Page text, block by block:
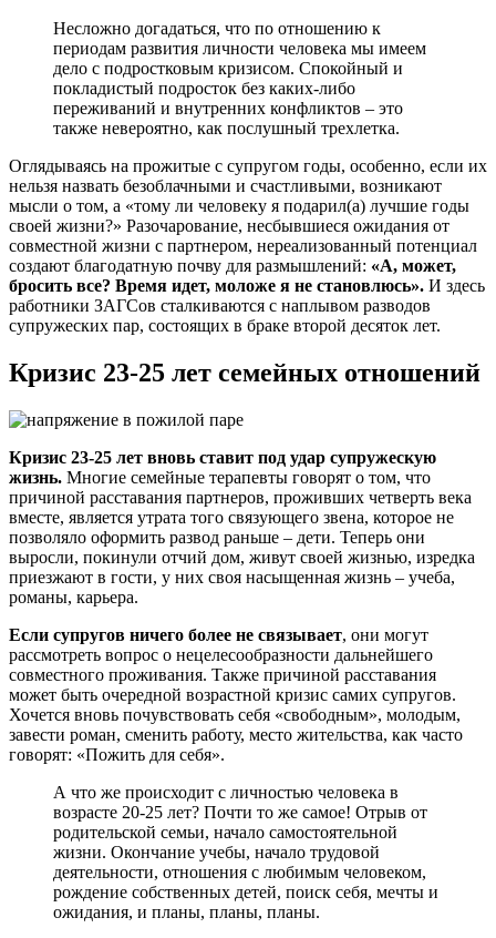
Несложно догадаться, что по отношению к
периодам развития личности человека мы имеем
дело с подростковым кризисом. Спокойный и
покладистый подросток без каких-либо
переживаний и внутренних конфликтов – это
также невероятно, как послушный трехлетка.
Оглядываясь на прожитые с супругом годы, особенно, если их
нельзя назвать безоблачными и счастливыми, возникают
мысли о том, а «тому ли человеку я подарил(а) лучшие годы
своей жизни?» Разочарование, несбывшиеся ожидания от
совместной жизни с партнером, нереализованный потенциал
создают благодатную почву для размышлений: «А, может,
бросить все? Время идет, моложе я не становлюсь». И здесь
работники ЗАГСов сталкиваются с наплывом разводов
супружеских пар, состоящих в браке второй десяток лет.
Кризис 23-25 лет семейных отношений
Кризис 23-25 лет вновь ставит под удар супружескую
жизнь. Многие семейные терапевты говорят о том, что
причиной расставания партнеров, проживших четверть века
вместе, является утрата того связующего звена, которое не
позволяло оформить развод раньше – дети. Теперь они
выросли, покинули отчий дом, живут своей жизнью, изредка
приезжают в гости, у них своя насыщенная жизнь – учеба,
романы, карьера.
Если супругов ничего более не связывает, они могут
рассмотреть вопрос о нецелесообразности дальнейшего
совместного проживания. Также причиной расставания
может быть очередной возрастной кризис самих супругов.
Хочется вновь почувствовать себя «свободным», молодым,
завести роман, сменить работу, место жительства, как часто
говорят: «Пожить для себя».
А что же происходит с личностью человека в
возрасте 20-25 лет? Почти то же самое! Отрыв от
родительской семьи, начало самостоятельной
жизни. Окончание учебы, начало трудовой
деятельности, отношения с любимым человеком,
рождение собственных детей, поиск себя, мечты и
ожидания, и планы, планы, планы.